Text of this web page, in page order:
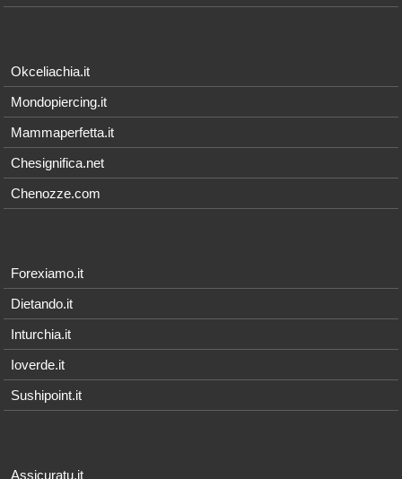
Okceliachia.it
Mondopiercing.it
Mammaperfetta.it
Chesignifica.net
Chenozze.com
Forexiamo.it
Dietando.it
Inturchia.it
Ioverde.it
Sushipoint.it
Assicuratu.it